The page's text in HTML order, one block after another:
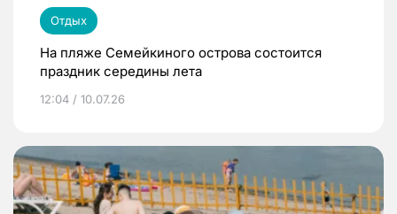
Отдых
На пляже Семейкиного острова состоится
праздник середины лета
12:04 / 10.07.26